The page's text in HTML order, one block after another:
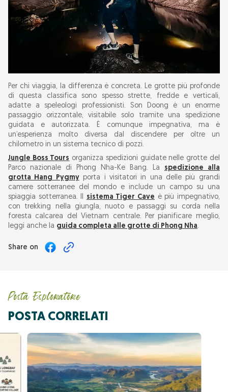
Per chi viaggia, la differenza è concreta. Le grotte più profonde
di questa classifica sono spesso strette, fredde e verticali,
adatte a speleologi professionisti. Son Doong è un enorme
passaggio orizzontale, visitabile solo tramite una spedizione
guidata e autorizzata. È comunque impegnativa, ma è
un’esperienza molto diversa dal discendere per oltre un
chilometro in un sistema tecnico di pozzi.
Jungle Boss Tours organizza spedizioni guidate nelle grotte del
Parco nazionale di Phong Nha-Ke Bang. La spedizione alla
grotta Hang Pygmyporta i visitatori in una delle più grandi
camere sotterranee del mondo e include un campo su una
spiaggia sotterranea. Il sistema Tiger Cave è più impegnativo,
con trekking nella giungla, nuoto e passaggi su corda nella
foresta calcarea del Vietnam centrale. Per pianificare meglio,
leggi anche la guida completa alle grotte di Phong Nha.
Share on
Posta Esploratore
POSTA CORRELATI